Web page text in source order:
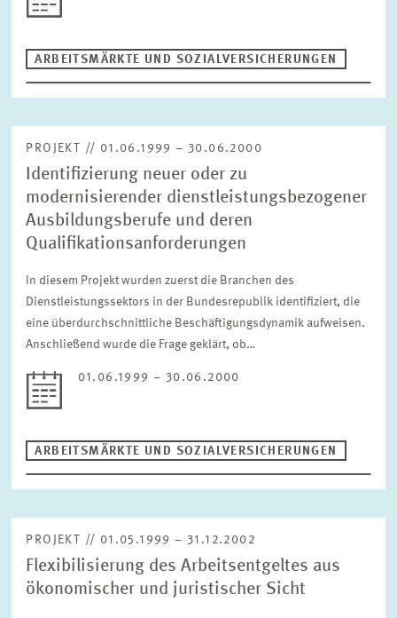
ARBEITSMÄRKTE UND SOZIALVERSICHERUNGEN
PROJEKT // 01.06.1999 – 30.06.2000
Identifizierung neuer oder zu
modernisierender dienstleistungsbezogener
Ausbildungsberufe und deren
Qualifikationsanforderungen
In diesem Projekt wurden zuerst die Branchen des
Dienstleistungssektors in der Bundesrepublik identifiziert, die
eine überdurchschnittliche Beschäftigungsdynamik aufweisen.
Anschließend wurde die Frage geklärt, ob…
01.06.1999 – 30.06.2000
ARBEITSMÄRKTE UND SOZIALVERSICHERUNGEN
PROJEKT // 01.05.1999 – 31.12.2002
Flexibilisierung des Arbeitsentgeltes aus
ökonomischer und juristischer Sicht